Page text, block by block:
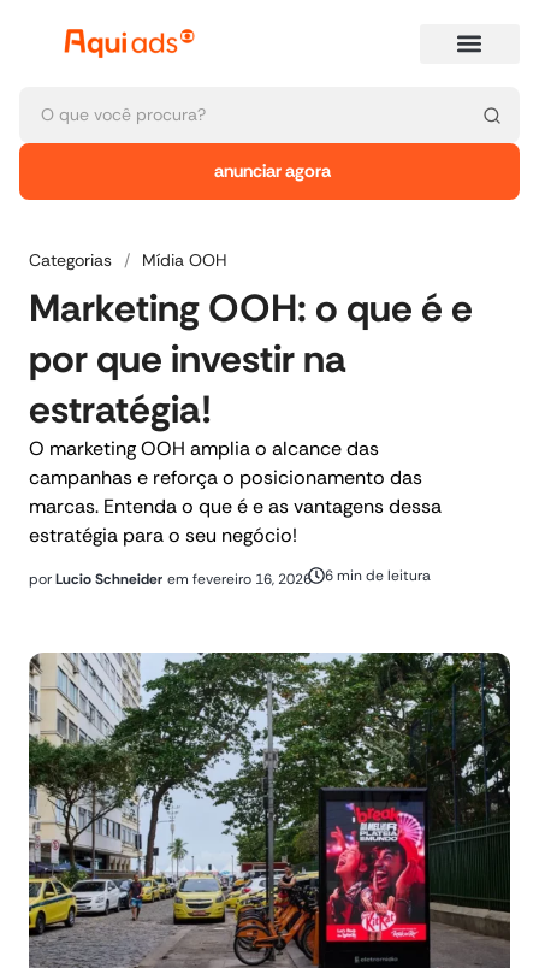
anunciar agora
Categorias / Mídia OOH
Marketing OOH: o que é e
por que investir na
estratégia!
O marketing OOH amplia o alcance das
campanhas e reforça o posicionamento das
marcas. Entenda o que é e as vantagens dessa
estratégia para o seu negócio!
porLucio Schneider em fevereiro 16, 2026 6 min de leitura